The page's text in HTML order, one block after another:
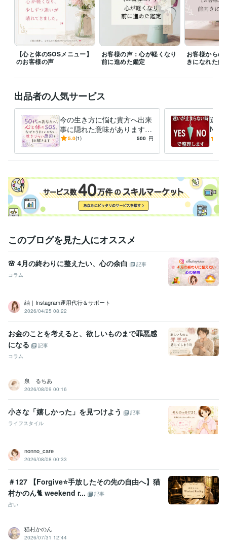
【心と体のSOSメニュー】
のお客様の声
お客様の声：心が軽くなり
前に進めた鑑定
お客様からの
きになれた鑑
出品者の人気サービス
今の生き方に悩む貴方へ出来
事に隠れた意味があります
あなたの心に寄り添い、今一
します。
5.0(1) 500 円
迷い
NO
締め
このブログを見た人にオススメ
🌸 4月の終わりに整えたい、心の余白
記事
コラム
紬｜Instagram運用代行＆サポート
2026/04/25 08:22
お金のことを考えると、欲しいものまで罪悪感
になる
記事
コラム
泉 るちあ
2026/08/09 00:16
小さな「嬉しかった」を見つけよう
記事
ライフスタイル
nonno_care
2026/08/08 00:33
＃127 【Forgive⭐️手放したその先の自由へ】猫
村かのん🐈 weekend r...
記事
占い
猫村かのん
2026/07/31 12:44